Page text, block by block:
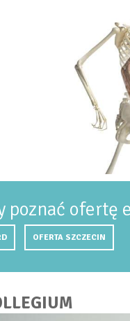
poznać ofertę
OFERTA SZCZECIN